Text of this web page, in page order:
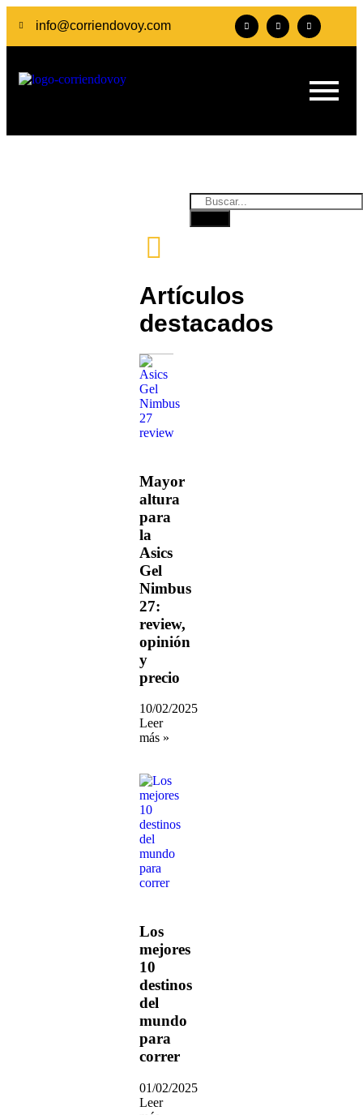
info@corriendovoy.com
Artículos
destacados
Mayor
altura
para
la
Asics
Gel
Nimbus
27:
review,
opinión
y
precio
10/02/2025
Leer
más »
Los
mejores
10
destinos
del
mundo
para
correr
01/02/2025
Leer